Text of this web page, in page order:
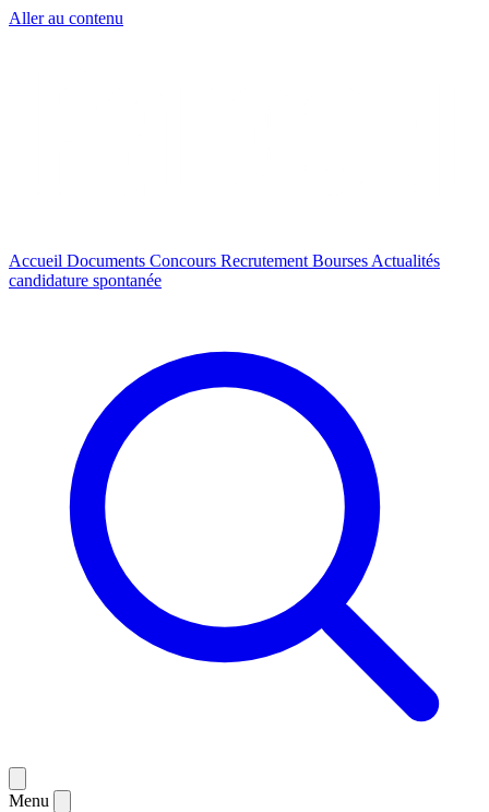
Aller au contenu
Accueil Documents Concours Recrutement Bourses Actualités
candidature spontanée
Menu